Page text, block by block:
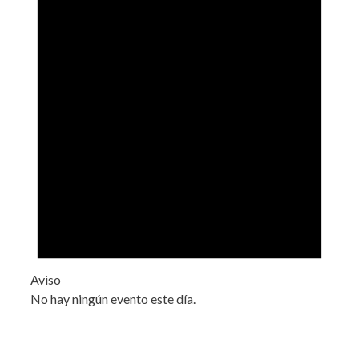
Aviso
No hay ningún evento este día.